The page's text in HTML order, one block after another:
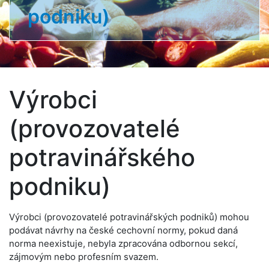
podniku)
Výrobci
(provozovatelé
potravinářského
podniku)
Výrobci (provozovatelé potravinářských podniků) mohou
podávat návrhy na české cechovní normy, pokud daná
norma neexistuje, nebyla zpracována odbornou sekcí,
zájmovým nebo profesním svazem.